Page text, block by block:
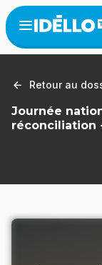
Aller
au
contenu
principal
Open
menu
Retour au
Journée
réconciliation